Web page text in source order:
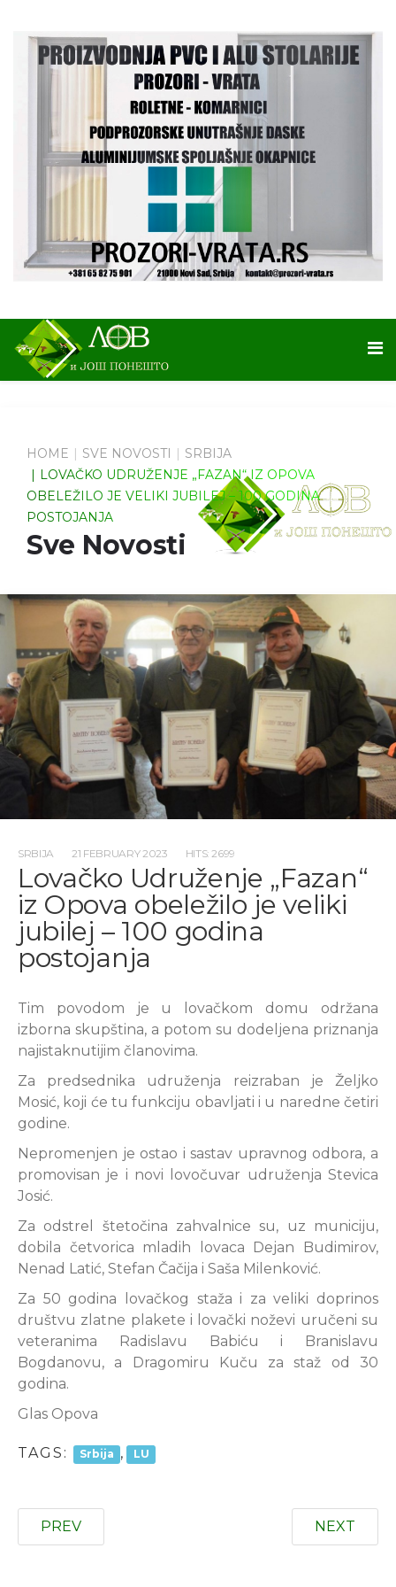
HOME SVE NOVOSTI
SRBIJA
LOVAČKO UDRUŽENJE „FAZAN“ IZ OPOVA
OBELEŽILO JE VELIKI JUBILEJ – 100 GODINA
POSTOJANJA
Sve Novosti
SRBIJA 21 FEBRUARY 2023 HITS: 2699
Lovačko Udruženje „Fazan“
iz Opova obeležilo je veliki
jubilej – 100 godina
postojanja
Tim povodom je u lovačkom domu održana
izborna skupština, a potom su dodeljena priznanja
najistaknutijim članovima.
Za predsednika udruženja reizraban je Željko
Mosić, koji će tu funkciju obavljati i u naredne četiri
godine.
Nepromenjen je ostao i sastav upravnog odbora, a
promovisan je i novi lovočuvar udruženja Stevica
Josić.
Za odstrel štetočina zahvalnice su, uz municiju,
dobila četvorica mladih lovaca Dejan Budimirov,
Nenad Latić, Stefan Čačija i Saša Milenković.
Za 50 godina lovačkog staža i za veliki doprinos
društvu zlatne plakete i lovački noževi uručeni su
veteranima Radislavu Babiću i Branislavu
Bogdanovu, a Dragomiru Kuču za staž od 30
godina.
Glas Opova
TAGS: Srbija , LU
PREV NEXT